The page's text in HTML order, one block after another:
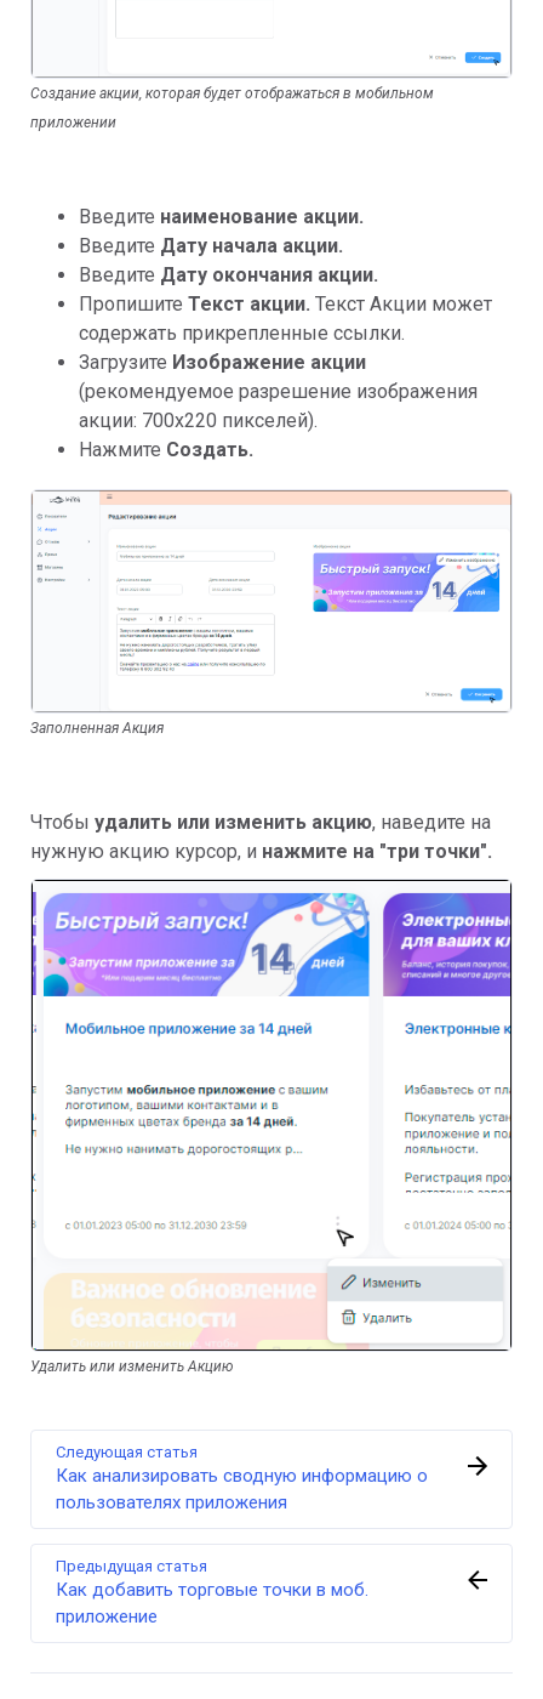
Создание акции, которая будет отображаться в мобильном
приложении
Введите наименование акции.
Введите Дату начала акции.
Введите Дату окончания акции.
Пропишите Текст акции. Текст Акции может
содержать прикрепленные ссылки.
Загрузите Изображение акции
(рекомендуемое разрешение изображения
акции: 700x220 пикселей).
Нажмите Создать.
Заполненная Акция
Чтобы удалить или изменить акцию, наведите на
нужную акцию курсор, и нажмите на "три точки".
Удалить или изменить Акцию
Предыдущая статья
Как добавить торговые точки в моб.
приложение
Следующая статья
Как анализировать сводную информацию о
пользователях приложения